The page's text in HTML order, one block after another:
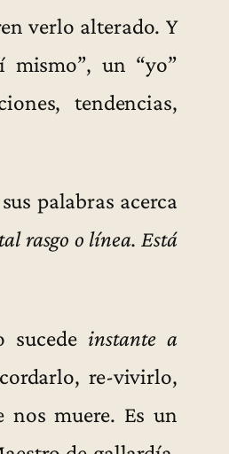
verlo alterado. Y
mismo”, un “yo”
tendencias,
palabras acerca
rasgo o línea. Está
sucede instante a
re-vivirlo,
muere. Es un